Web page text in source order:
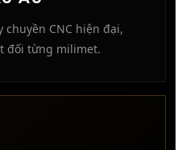
CNC hiện đại,
đối từng milimet.